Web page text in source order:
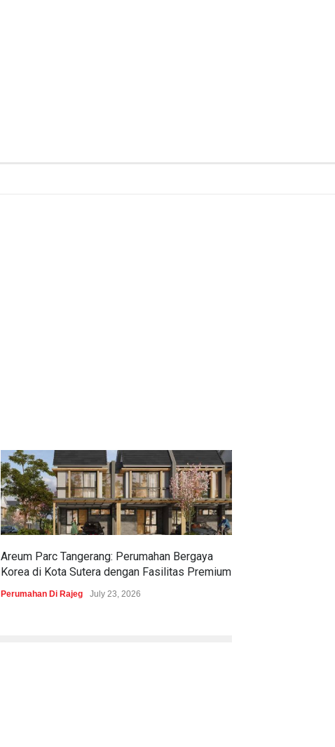
Areum Parc Tangerang: Perumahan Bergaya
Korea di Kota Sutera dengan Fasilitas Premium
Perumahan Di Rajeg July 23, 2026